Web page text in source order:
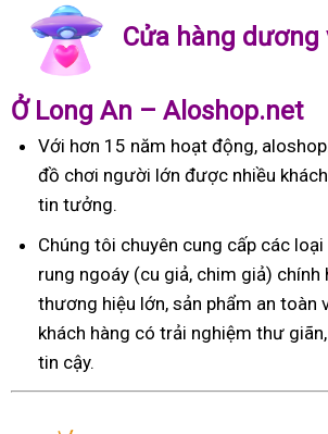
Cửa hàng dương
Ở Long An – Aloshop.net
Với hơn 15 năm hoạt động,
đồ chơi người lớn được nhiều
tin tưởng.
Chúng tôi chuyên cung cấp các
rung ngoáy (cu giả, chim giả)
thương hiệu lớn, sản phẩm an toàn
khách hàng có trải nghiệm thư
tin cậy.